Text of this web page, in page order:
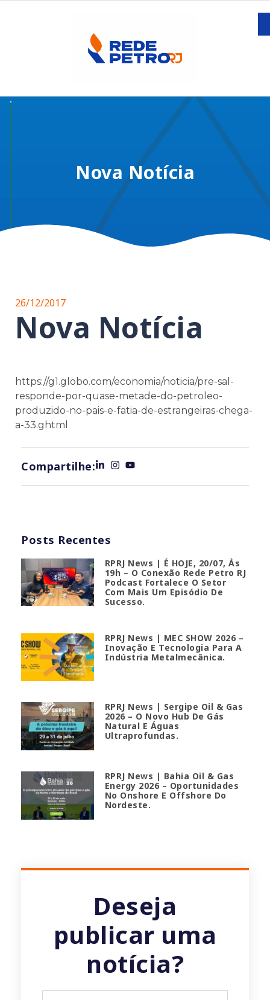
Nova Notícia
26/12/2017
Nova Notícia
https://g1.globo.com/economia/noticia/pre-sal-
responde-por-quase-metade-do-petroleo-
produzido-no-pais-e-fatia-de-estrangeiras-chega-
a-33.ghtml
Compartilhe:
Posts Recentes
RPRJ News | É HOJE, 20/07, Às
19h – O Conexão Rede Petro RJ
Podcast Fortalece O Setor
Com Mais Um Episódio De
Sucesso.
RPRJ News | MEC SHOW 2026 –
Inovação E Tecnologia Para A
Indústria Metalmecânica.
RPRJ News | Sergipe Oil & Gas
2026 – O Novo Hub De Gás
Natural E Águas
Ultraprofundas.
RPRJ News | Bahia Oil & Gas
Energy 2026 – Oportunidades
No Onshore E Offshore Do
Nordeste.
Deseja
publicar uma
notícia?